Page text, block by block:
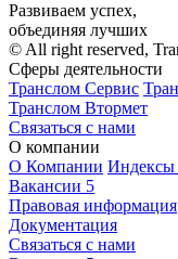
Развиваем успех,
объединяя лучших
© All right reserved,
Сферы деятельности
Транслом Сервис
Транслом Втормет
Связаться с нами
О компании
О Компании Индексы
Вакансии 5
Правовая информация
Документация
Связаться с нами